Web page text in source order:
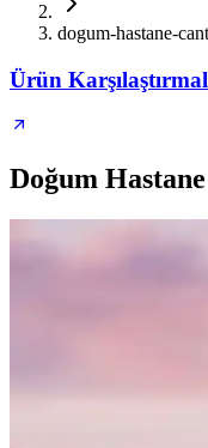
dogum-hastane-
Ürün
Doğum